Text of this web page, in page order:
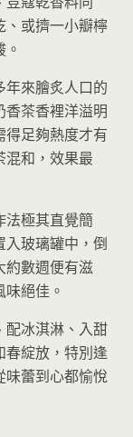
、或擠一小瓣檸
年來膾炙人口的
香茶香裡洋溢明
足夠熱度才有
混和，效果最
法極其直覺簡
入玻璃罐中，倒
約數週便有滋
絕佳。
配冰淇淋、入甜
春綻放，特別逢
味蕾到心都愉悅